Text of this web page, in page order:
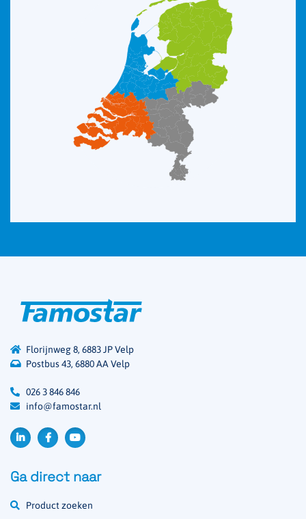
Florijnweg 8, 6883 JP Velp
Postbus 43, 6880 AA Velp
026 3 846 846
info@famostar.nl
Ga direct naar
Product zoeken